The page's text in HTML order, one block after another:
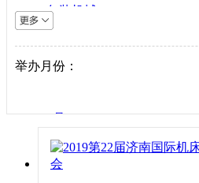
山西
内蒙古
辽宁
黑龙江
江苏
浙江
包装机械
电梯设备
电子制造
供水处理
轨道交通
举办月份：
1月
2月
3月